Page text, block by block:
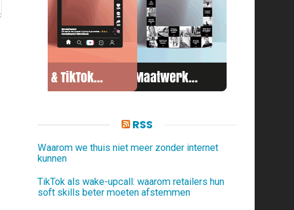
RSS
Waarom we thuis niet meer zonder internet
kunnen
TikTok als wake-upcall: waarom retailers hun
soft skills beter moeten afstemmen